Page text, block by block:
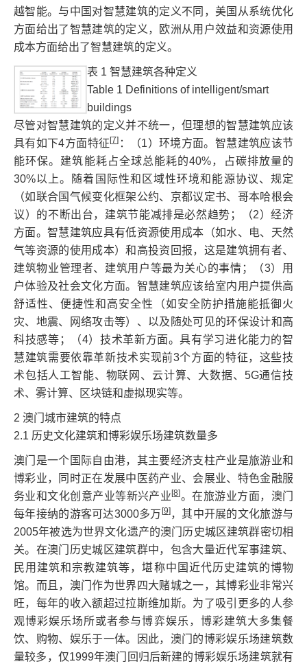
越智能。与中国对智慧建筑的定义不同，美国从系统优化
方面给出了智慧建筑的定义，欧洲从用户效益和资源使用
成本方面给出了智慧建筑的定义。
表 1 智慧建筑各种定义
Table 1 Definitions of intelligent/smart
buildings
尽管对智慧建筑的定义并不统一，但理想的智慧建筑应该
具有如下4方面特征[7] ：（1）环境方面。智慧建筑应该节
能环保。建筑能耗占全球总能耗的40%，占碳排放量的
30%以上。随着国际性和区域性环境和能源协议、规定
（如联合国气候变化框架公约、京都议定书、哥本哈根会
议）的不断出台，建筑节能减排是必然趋势；（2）经济
方面。智慧建筑应具有低资源使用成本（如水、电、天然
气等资源的使用成本）和高投资回报，这是建筑拥有者、
建筑物业管理者、建筑用户等最为关心的事情；（3）用
户体验及社会文化方面。智慧建筑应该给室内用户提供高
舒适性、便捷性和高安全性（如安全防护措施能抵御火
灾、地震、网络攻击等）、以及随处可见的环保设计和高
科技感等；（4）技术革新方面。具有学习进化能力的智
慧建筑需要依靠革新技术实现前3个方面的特征，这些技
术包括人工智能、物联网、云计算、大数据、5G通信技
术、雾计算、区块链和虚拟现实等。
2 澳门城市建筑的特点
2.1 历史文化建筑和博彩娱乐场建筑数量多
澳门是一个国际自由港，其主要经济支柱产业是旅游业和
博彩业，同时正在发展中医药产业、会展业、特色金融服
务业和文化创意产业等新兴产业[8]。在旅游业方面，澳门
每年接纳的游客可达3000多万 [9]，其中开展的文化旅游与
2005年被选为世界文化遗产的澳门历史城区建筑群密切相
关。在澳门历史城区建筑群中，包含大量近代军事建筑、
民用建筑和宗教建筑等，堪称中国近代历史建筑的博物
馆。而且，澳门作为世界四大赌城之一，其博彩业非常兴
旺，每年的收入额超过拉斯维加斯。为了吸引更多的人参
观博彩娱乐场所或者参与博弈娱乐，博彩建筑大多集餐
饮、购物、娱乐于一体。因此，澳门的博彩娱乐场建筑数
量较多，仅1999年澳门回归后新建的博彩娱乐场建筑就有